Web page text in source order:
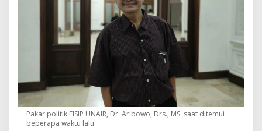
Pakar politik FISIP UNAIR, Dr. Aribowo, Drs., MS. saat ditemui
beberapa waktu lalu.